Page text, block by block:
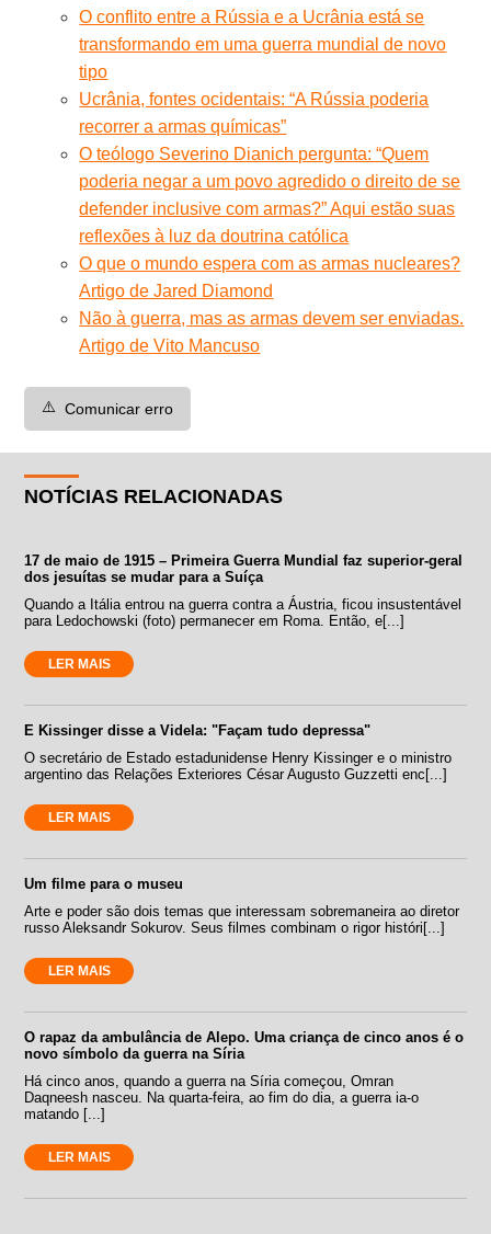
O conflito entre a Rússia e a Ucrânia está se
transformando em uma guerra mundial de novo
tipo
Ucrânia, fontes ocidentais: “A Rússia poderia
recorrer a armas químicas”
O teólogo Severino Dianich pergunta: “Quem
poderia negar a um povo agredido o direito de se
defender inclusive com armas?” Aqui estão suas
reflexões à luz da doutrina católica
O que o mundo espera com as armas nucleares?
Artigo de Jared Diamond
Não à guerra, mas as armas devem ser enviadas.
Artigo de Vito Mancuso
⚠️ Comunicar erro
NOTÍCIAS RELACIONADAS
17 de maio de 1915 – Primeira Guerra Mundial faz superior-geral
dos jesuítas se mudar para a Suíça
Quando a Itália entrou na guerra contra a Áustria, ficou insustentável
para Ledochowski (foto) permanecer em Roma. Então, e[...]
LER MAIS
E Kissinger disse a Videla: "Façam tudo depressa"
O secretário de Estado estadunidense Henry Kissinger e o ministro
argentino das Relações Exteriores César Augusto Guzzetti enc[...]
LER MAIS
Um filme para o museu
Arte e poder são dois temas que interessam sobremaneira ao diretor
russo Aleksandr Sokurov. Seus filmes combinam o rigor históri[...]
LER MAIS
O rapaz da ambulância de Alepo. Uma criança de cinco anos é o
novo símbolo da guerra na Síria
Há cinco anos, quando a guerra na Síria começou, Omran
Daqneesh nasceu. Na quarta-feira, ao fim do dia, a guerra ia-o
matando [...]
LER MAIS